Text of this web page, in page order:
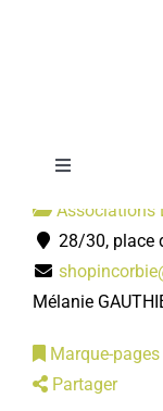
Toggle
Mairie
DÉMARCHES
SERVICES
Associations
28/30, place
Mélanie
Marque-pages
Partager